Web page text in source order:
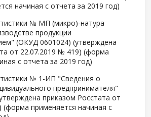
начиная с отчета за 2019 год)
№ МП (микро)-натура
продукции
(ОКУД 0601024) (утверждена
от 22.07.2019 № 419) (форма
с отчета за 2019 год)
№ 1-ИП "Сведения о
предпринимателя"
приказом Росстата от
(форма применяется начиная с